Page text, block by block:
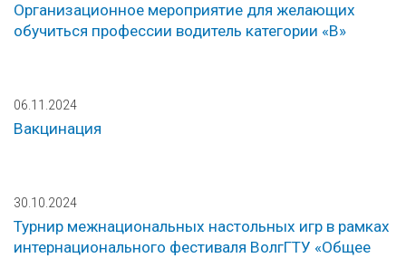
Организационное мероприятие для желающих
обучиться профессии водитель категории «В»
06.11.2024
Вакцинация
30.10.2024
Турнир межнациональных настольных игр в рамках
интернационального фестиваля ВолгГТУ «Общее